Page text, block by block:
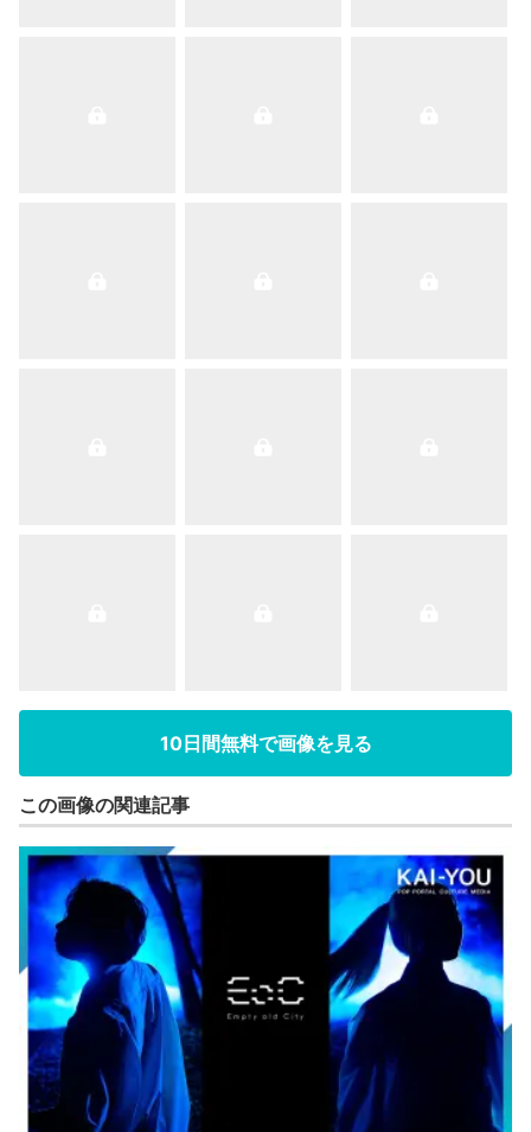
10日間無料で画像を見る
この画像の関連記事